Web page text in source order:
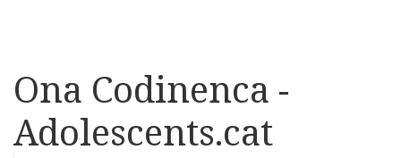
Ona Codinenca -
Adolescents.cat